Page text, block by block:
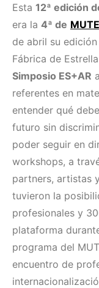
Esta 12ª edición
era la 4ª de
de abril su
Fábrica de
Simposio ES+AR
referentes en
entender qué
futuro sin
poder seguir en
workshops, a
partners, artistas
tuvieron la
profesionales y
plataforma
programa del
encuentro de